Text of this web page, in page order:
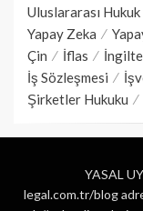
Uluslararası Hukuk
Yapay Zeka
Çin
İflas
İş Sözleşmesi
Şirketler Hukuku
YASAL
legal.com.tr/blog